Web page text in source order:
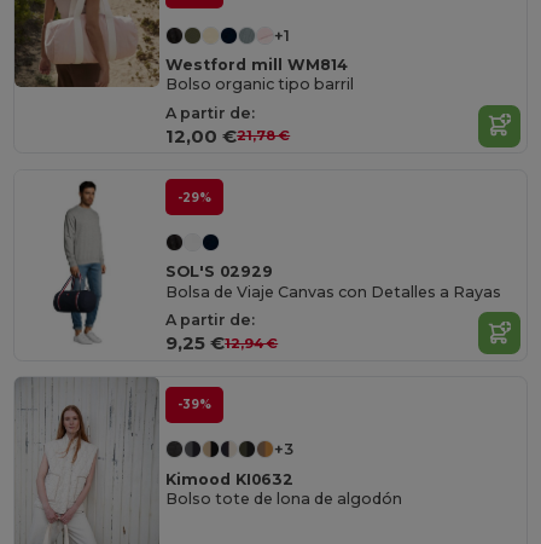
+1
Westford mill WM814
Bolso organic tipo barril
A partir de:
12,00 €21,78 €
-29%
SOL'S 02929
Bolsa de Viaje Canvas con Detalles a Rayas
A partir de:
9,25 €12,94 €
-39%
+3
Kimood KI0632
Bolso tote de lona de algodón